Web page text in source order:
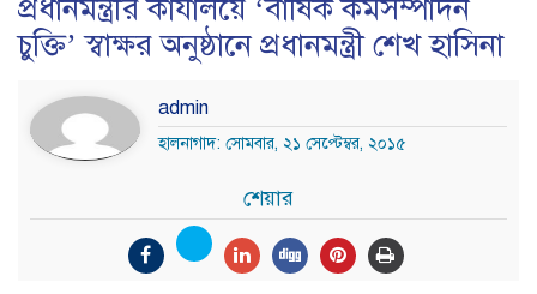
প্রধানমন্ত্রীর কার্যালয়ে ‘বার্ষিক কর্মসম্পাদন
চুক্তি’ স্বাক্ষর অনুষ্ঠানে প্রধানমন্ত্রী শেখ হাসিনা
admin
হালনাগাদ: সোমবার, ২১ সেপ্টেম্বর, ২০১৫
শেয়ার